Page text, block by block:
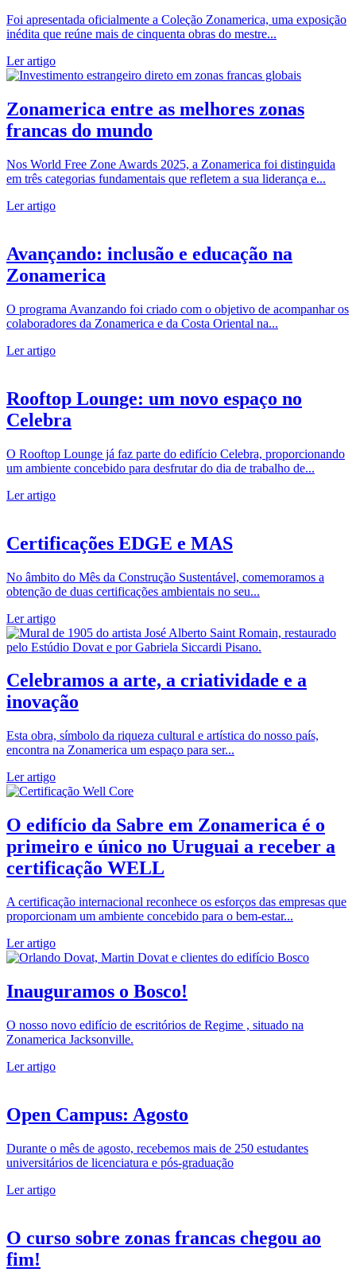
Foi apresentada oficialmente a Coleção Zonamerica, uma exposição
inédita que reúne mais de cinquenta obras do mestre...
Ler artigo
Zonamerica entre as melhores zonas
francas do mundo
Nos World Free Zone Awards 2025, a Zonamerica foi distinguida
em três categorias fundamentais que refletem a sua liderança e...
Ler artigo
Avançando: inclusão e educação na
Zonamerica
O programa Avanzando foi criado com o objetivo de acompanhar os
colaboradores da Zonamerica e da Costa Oriental na...
Ler artigo
Rooftop Lounge: um novo espaço no
Celebra
O Rooftop Lounge já faz parte do edifício Celebra, proporcionando
um ambiente concebido para desfrutar do dia de trabalho de...
Ler artigo
Certificações EDGE e MAS
No âmbito do Mês da Construção Sustentável, comemoramos a
obtenção de duas certificações ambientais no seu...
Ler artigo
Celebramos a arte, a criatividade e a
inovação
Esta obra, símbolo da riqueza cultural e artística do nosso país,
encontra na Zonamerica um espaço para ser...
Ler artigo
O edifício da Sabre em Zonamerica é o
primeiro e único no Uruguai a receber a
certificação WELL
A certificação internacional reconhece os esforços das empresas que
proporcionam um ambiente concebido para o bem-estar...
Ler artigo
Inauguramos o Bosco!
O nosso novo edifício de escritórios de Regime , situado na
Zonamerica Jacksonville.
Ler artigo
Open Campus: Agosto
Durante o mês de agosto, recebemos mais de 250 estudantes
universitários de licenciatura e pós-graduação
Ler artigo
O curso sobre zonas francas chegou ao
fim!